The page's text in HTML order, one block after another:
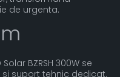
de urgenta.
BZRSH 300W se
suport tehnic dedicat.